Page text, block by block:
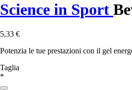
Science in Sport
5,33 €
Potenzia le tue prestazioni con il gel
Taglia
*